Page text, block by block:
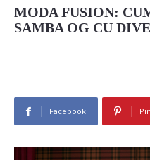
MODA FUSION:
SAMBA OG CU
Facebook